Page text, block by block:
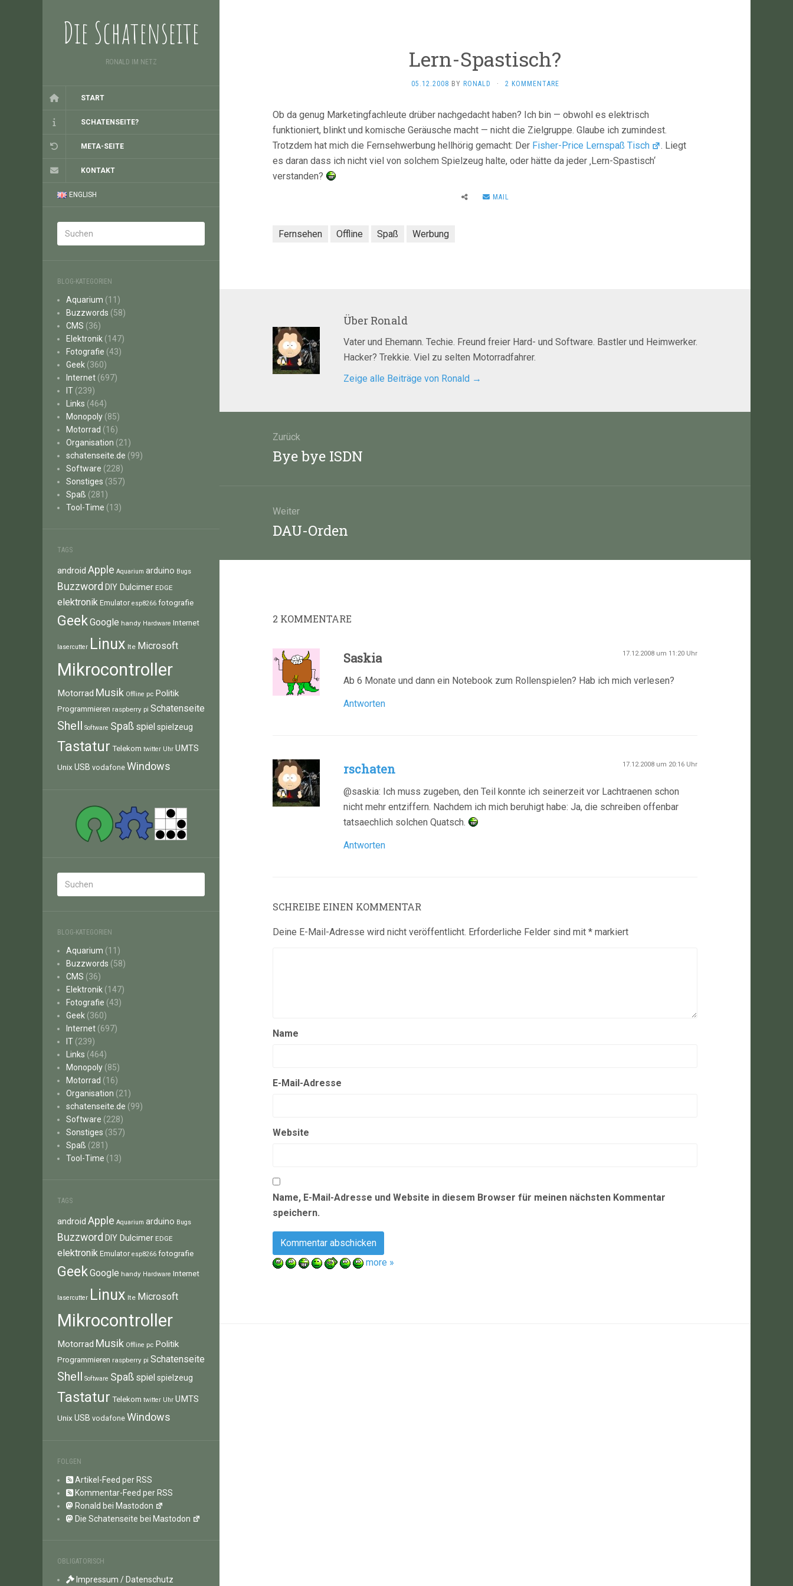
Die Schatenseite
RONALD IM NETZ
START
SCHATENSEITE?
META-SEITE
KONTAKT
ENGLISH
BLOG-KATEGORIEN
Aquarium (11)
Buzzwords (58)
CMS (36)
Elektronik (147)
Fotografie (43)
Geek (360)
Internet (697)
IT (239)
Links (464)
Monopoly (85)
Motorrad (16)
Organisation (21)
schatenseite.de (99)
Software (228)
Sonstiges (357)
Spaß (281)
Tool-Time (13)
TAGS
android Apple Aquarium arduino Bugs
Buzzword DIY Dulcimer EDGE
elektronik Emulator esp8266 fotografie
GeekGoogle handy Hardware Internet
lasercutter Linux lte Microsoft
Mikrocontroller
Motorrad Musik Offline pc Politik
Programmieren raspberry pi Schatenseite
Shell Software Spaß spiel spielzeug
Tastatur Telekom twitter Uhr UMTS
Unix USB vodafone Windows
BLOG-KATEGORIEN
Aquarium (11)
Buzzwords (58)
CMS (36)
Elektronik (147)
Fotografie (43)
Geek (360)
Internet (697)
IT (239)
Links (464)
Monopoly (85)
Motorrad (16)
Organisation (21)
schatenseite.de (99)
Software (228)
Sonstiges (357)
Spaß (281)
Tool-Time (13)
TAGS
android Apple Aquarium arduino Bugs
Buzzword DIY Dulcimer EDGE
elektronik Emulator esp8266 fotografie
GeekGoogle handy Hardware Internet
lasercutter Linux lte Microsoft
Mikrocontroller
Motorrad Musik Offline pc Politik
Programmieren raspberry pi Schatenseite
Shell Software Spaß spiel spielzeug
Tastatur Telekom twitter Uhr UMTS
Unix USB vodafone Windows
FOLGEN
Artikel-Feed per RSS
Kommentar-Feed per RSS
Ronald bei Mastodon
Die Schatenseite bei Mastodon
OBLIGATORISCH
Impressum / Datenschutz
Lern-Spastisch?
05.12.2008 BY RONALD · 2 KOMMENTARE
Ob da genug Marketingfachleute drüber nachgedacht haben? Ich bin — obwohl es elektrisch
funktioniert, blinkt und komische Geräusche macht — nicht die Zielgruppe. Glaube ich zumindest.
Trotzdem hat mich die Fernsehwerbung hellhörig gemacht: Der Fisher-Price Lernspaß Tisch
. Liegt
es daran dass ich nicht viel von solchem Spielzeug halte, oder hätte da jeder ‚Lern-Spastisch‘
verstanden?
MAIL
Fernsehen Offline Spaß Werbung
Über Ronald
Vater und Ehemann. Techie. Freund freier Hard- und Software. Bastler und Heimwerker.
Hacker? Trekkie. Viel zu selten Motorradfahrer.
Zeige alle Beiträge von Ronald →
Zurück
Vorheriger
Beitrag:
Bye bye ISDN
Weiter
Nächster
DAU-Orden
2 KOMMENTARE
Saskia 17.12.2008 um 11:20 Uhr
Ab 6 Monate und dann ein Notebook zum Rollenspielen? Hab ich mich verlesen?
Antworten
rschaten 17.12.2008 um 20:16 Uhr
@saskia: Ich muss zugeben, den Teil konnte ich seinerzeit vor Lachtraenen schon
nicht mehr entziffern. Nachdem ich mich beruhigt habe: Ja, die schreiben offenbar
tatsaechlich solchen Quatsch.
Antworten
SCHREIBE EINEN KOMMENTAR
Deine E-Mail-Adresse wird nicht veröffentlicht. Erforderliche Felder sind mit * markiert
Name
E-Mail-Adresse
Website
Name, E-Mail-Adresse und Website in diesem Browser für meinen nächsten Kommentar
speichern.
more »